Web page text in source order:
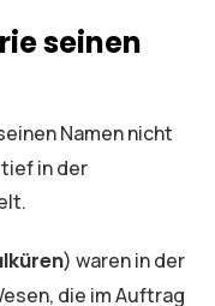
seinen
Namen nicht
in der
) waren in der
die im Auftrag